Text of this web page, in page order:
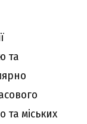
та
та міських